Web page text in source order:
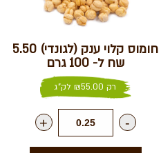
חומוס קלוי ענק (לגונדי) 5.50
שח ל- 100 גרם
רק ₪55.00 לק"ג
-
+